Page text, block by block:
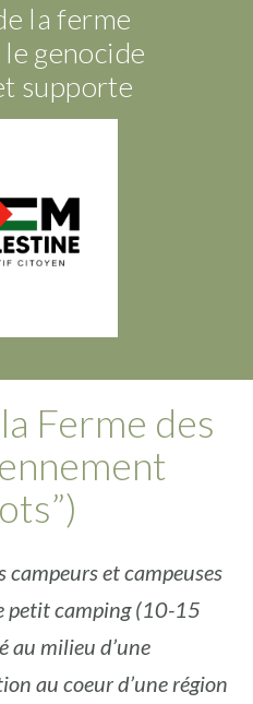
la ferme
genocide
supporte
Ferme des
et campeuses
petit camping (10-15
au milieu d’une
au coeur d’une région